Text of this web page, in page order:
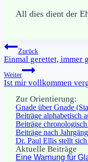
All dies dient der
Zurück
Einmal gerettet, immer
Weiter
Ist mir vollkommen
Zur Orientierung:
Gnade über Gnade
Beiträge alphabetisch
Beiträge
Beiträge nach
Dr. Paul Ellis stellt
Aktuelle Beiträge
Eine Warnung für